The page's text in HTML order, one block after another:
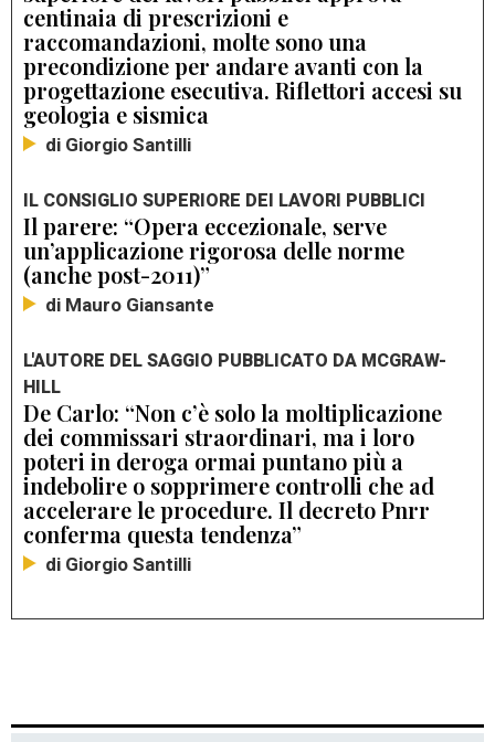
centinaia di prescrizioni e
raccomandazioni, molte sono una
precondizione per andare avanti con la
progettazione esecutiva. Riflettori accesi su
geologia e sismica
di Giorgio Santilli
IL CONSIGLIO SUPERIORE DEI LAVORI PUBBLICI
Il parere: “Opera eccezionale, serve
un’applicazione rigorosa delle norme
(anche post-2011)”
di Mauro Giansante
L'AUTORE DEL SAGGIO PUBBLICATO DA MCGRAW-
HILL
De Carlo: “Non c’è solo la moltiplicazione
dei commissari straordinari, ma i loro
poteri in deroga ormai puntano più a
indebolire o sopprimere controlli che ad
accelerare le procedure. Il decreto Pnrr
conferma questa tendenza”
di Giorgio Santilli